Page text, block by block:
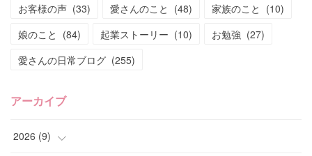
お客様の声 (33) 愛さんのこと (48) 家族のこと (10)
娘のこと (84) 起業ストーリー (10) お勉強 (27)
愛さんの日常ブログ (255)
アーカイブ
2026 (9)